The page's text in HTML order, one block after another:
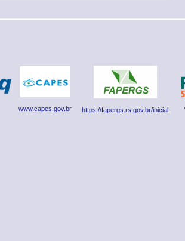
www.capes.gov.br https://fapergs.rs.gov.br/inicial